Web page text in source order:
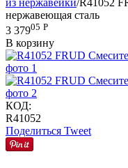
из нержавейки/R41052
нержавеющая сталь
3 37905 Р
В корзину
КОД:
R41052
Поделиться Tweet